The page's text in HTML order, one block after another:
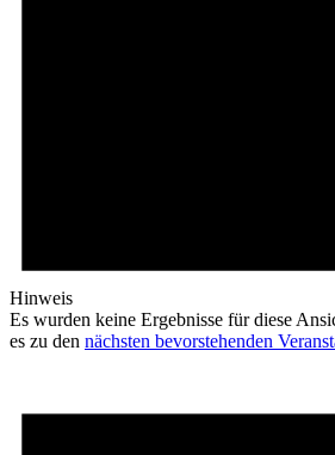
Hinweis
Es wurden keine Ergebnisse für diese
es zu den nächsten bevorstehenden